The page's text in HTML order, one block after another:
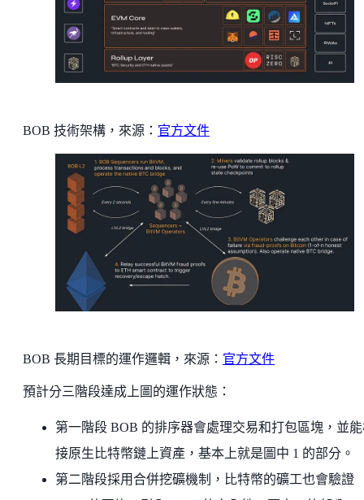
BOB 技術架構，來源： 官方文件
BOB 長期目標的運作邏輯，來源： 官方文件
預計分三階段達成上圖的運作狀態：
第一階段 BOB 的排序器會處理交易和打包區塊，並
接原生比特幣鏈上資產，基本上就是圖中 1 的部分。
第二階段採用合併挖礦機制，比特幣的礦工也會驗證